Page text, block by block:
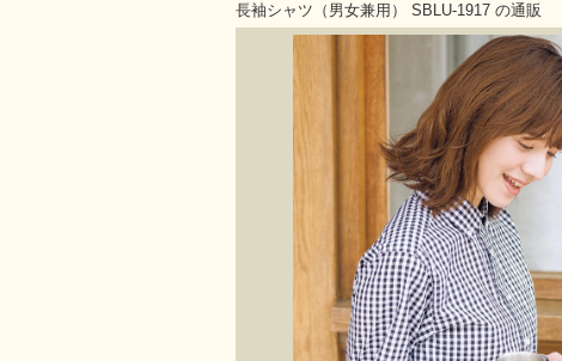
長袖シャツ（男女兼用） SBLU-1917 の通販